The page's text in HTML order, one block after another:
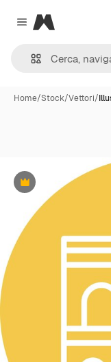
Close menu
Magnific
Home/Stock/Vettori/
Premium